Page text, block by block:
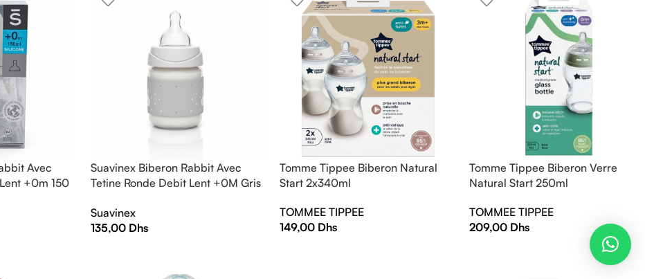
Avec
+0m 150
Suavinex Biberon Rabbit Avec
Tetine Ronde Debit Lent +0M Gris
Suavinex
135,00 Dhs
Tomme Tippee Biberon Natural
Start 2x340ml
TOMMEE TIPPEE
149,00 Dhs
Tomme Tippee Biberon Verre
Natural Start 250ml
TOMMEE TIPPEE
209,00 Dhs